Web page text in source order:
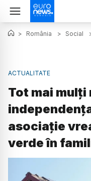
> România > Social
ACTUALITATE
Tot mai mulți
asociație
verde în